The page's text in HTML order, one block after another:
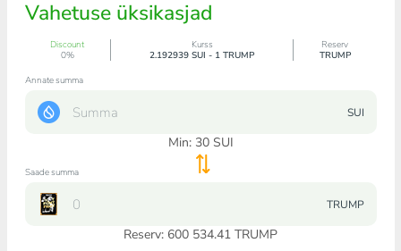
Vahetuse üksikasjad
Discount
0%
Kurss
2.192939 SUI - 1 TRUMP
Reserv
TRUMP
Annate summa
SUI
Min: 30SUI
Saade summa
TRUMP
Reserv: 600 534.41 TRUMP